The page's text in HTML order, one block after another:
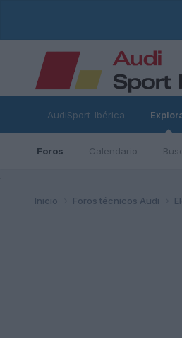
AudiSport-Ibérica
Foros Calendario
Inicio Foros técnicos Audi